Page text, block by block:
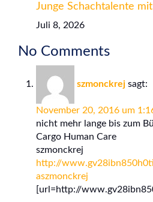
Junge Schachtalente
Juli 8, 2026
No Comments
szmonckrej sagt:
November 20, 2016 um
nicht mehr lange bis zum
Cargo Human Care
szmonckrej
http://
aszmonckrej
[url=http://